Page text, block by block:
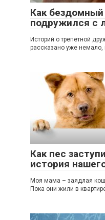
Как бездомный
подружился с
Историй о трепетной
рассказано уже немало,
Как пес
история
Моя мама – заядлая
Пока они жили в